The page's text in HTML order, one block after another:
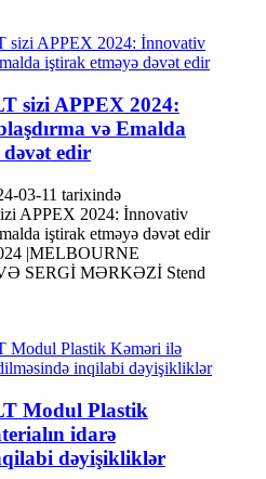
sizi APPEX 2024:
və Emalda
edir
03-11 tarixində
APPEX 2024: İnnovativ
iştirak etməyə dəvət edir
|MELBOURNE
SERGİ MƏRKƏZİ Stend
Modul Plastik
idarə
dəyişikliklər